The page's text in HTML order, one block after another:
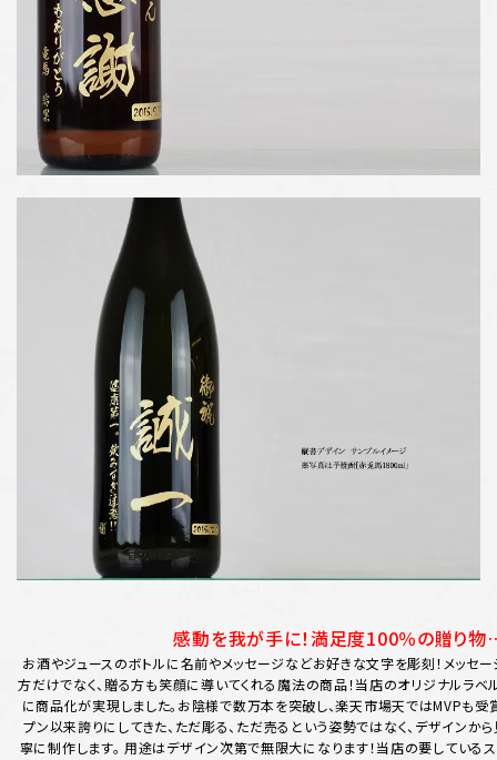
感動を我が手に！満足度100％の贈り物
お酒やジュースのボトルに名前やメッセージなどお好きな文字を彫刻！メッセ
方だけでなく、贈る方も笑顔に導いてくれる魔法の商品！当店のオリジナルラ
に商品化が実現しました。お陰様で数万本を突破し、楽天市場天ではMVPも
プン以来誇りにしてきた、ただ彫る、ただ売るという姿勢ではなく、デザイン
寧に制作します。 用途はデザイン次第で無限大になります！当店の要している